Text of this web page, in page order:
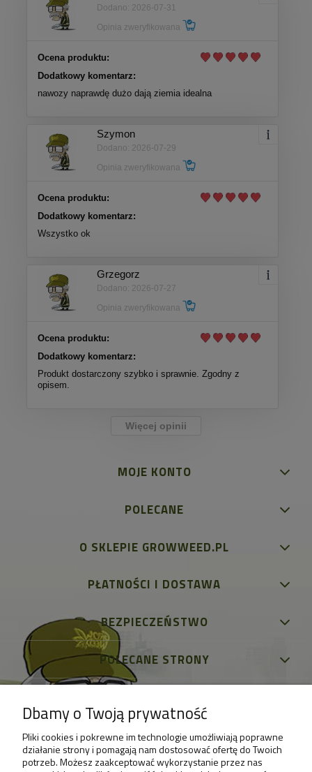
Dodano: 2026-07-31
Opinia zweryfikowana
Ocena produktu:
Dodatkowy komentarz:
nawozy naprawdę dużo dają ziemia idealna
Szymon
Dodano: 2026-07-29
Opinia zweryfikowana
Ocena produktu:
Dodatkowy komentarz:
Wszystko ok
Grzegorz
Dodano: 2026-07-27
Opinia zweryfikowana
Ocena produktu:
Dodatkowy komentarz:
Produkt dostarczony szybko i sprawnie. Zgodny z
opisem.
Więcej opinii
MOJE KONTO
POLECANE
O SKLEPIE GROWWEED.PL
PŁATNOŚCI I DOSTAWA
BEZPIECZEŃSTWO
POLECANE STRONY
Dbamy o Twoją prywatność
Pliki cookies i pokrewne im technologie umożliwiają poprawne
działanie strony i pomagają nam dostosować ofertę do Twoich
potrzeb. Możesz zaakceptować wykorzystanie przez nas